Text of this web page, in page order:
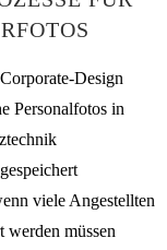
Design
Personalfotos in
viele Angestellten
müssen